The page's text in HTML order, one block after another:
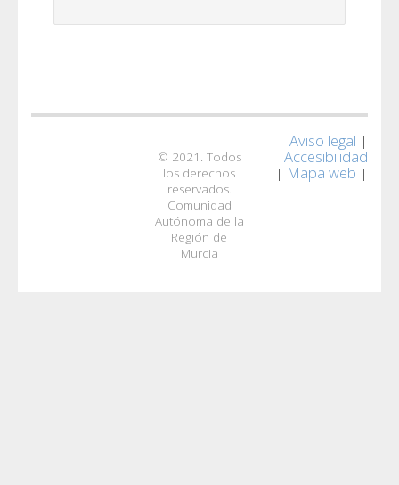
© 2021. Todos
los derechos
reservados.
Comunidad
Autónoma de la
Región de
Murcia
Aviso legal |
Accesibilidad
| Mapa web |